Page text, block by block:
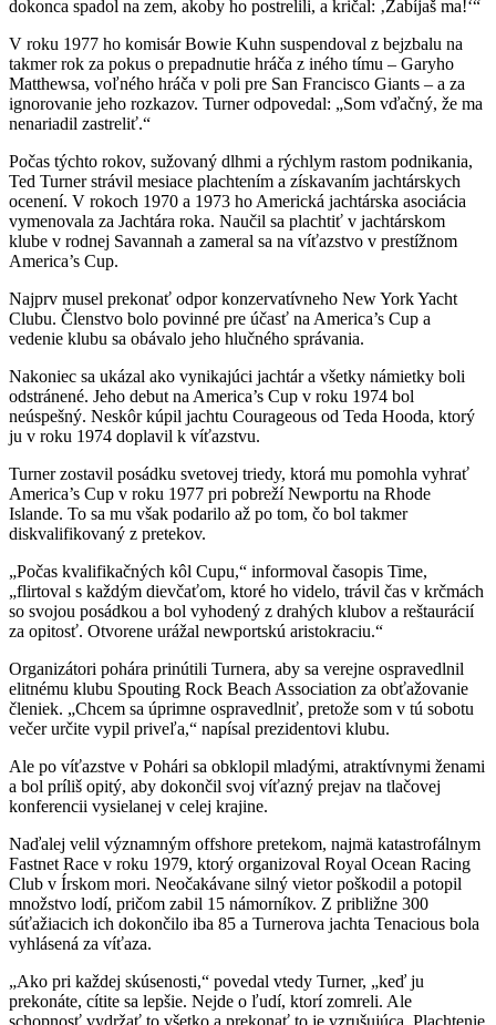
dokonca spadol na zem, akoby ho postrelili, a kričal: ‚Zabíjaš ma!‘“
V roku 1977 ho komisár Bowie Kuhn suspendoval z bejzbalu na
takmer rok za pokus o prepadnutie hráča z iného tímu – Garyho
Matthewsa, voľného hráča v poli pre San Francisco Giants – a za
ignorovanie jeho rozkazov. Turner odpovedal: „Som vďačný, že ma
nenariadil zastreliť.“
Počas týchto rokov, sužovaný dlhmi a rýchlym rastom podnikania,
Ted Turner strávil mesiace plachtením a získavaním jachtárskych
ocenení. V rokoch 1970 a 1973 ho Americká jachtárska asociácia
vymenovala za Jachtára roka. Naučil sa plachtiť v jachtárskom
klube v rodnej Savannah a zameral sa na víťazstvo v prestížnom
America’s Cup.
Najprv musel prekonať odpor konzervatívneho New York Yacht
Clubu. Členstvo bolo povinné pre účasť na America’s Cup a
vedenie klubu sa obávalo jeho hlučného správania.
Nakoniec sa ukázal ako vynikajúci jachtár a všetky námietky boli
odstránené. Jeho debut na America’s Cup v roku 1974 bol
neúspešný. Neskôr kúpil jachtu Courageous od Teda Hooda, ktorý
ju v roku 1974 doplavil k víťazstvu.
Turner zostavil posádku svetovej triedy, ktorá mu pomohla vyhrať
America’s Cup v roku 1977 pri pobreží Newportu na Rhode
Islande. To sa mu však podarilo až po tom, čo bol takmer
diskvalifikovaný z pretekov.
„Počas kvalifikačných kôl Cupu,“ informoval časopis Time,
„flirtoval s každým dievčaťom, ktoré ho videlo, trávil čas v krčmách
so svojou posádkou a bol vyhodený z drahých klubov a reštaurácií
za opitosť. Otvorene urážal newportskú aristokraciu.“
Organizátori pohára prinútili Turnera, aby sa verejne ospravedlnil
elitnému klubu Spouting Rock Beach Association za obťažovanie
členiek. „Chcem sa úprimne ospravedlniť, pretože som v tú sobotu
večer určite vypil priveľa,“ napísal prezidentovi klubu.
Ale po víťazstve v Pohári sa obklopil mladými, atraktívnymi ženami
a bol príliš opitý, aby dokončil svoj víťazný prejav na tlačovej
konferencii vysielanej v celej krajine.
Naďalej velil významným offshore pretekom, najmä katastrofálnym
Fastnet Race v roku 1979, ktorý organizoval Royal Ocean Racing
Club v Írskom mori. Neočakávane silný vietor poškodil a potopil
množstvo lodí, pričom zabil 15 námorníkov. Z približne 300
súťažiacich ich dokončilo iba 85 a Turnerova jachta Tenacious bola
vyhlásená za víťaza.
„Ako pri každej skúsenosti,“ povedal vtedy Turner, „keď ju
prekonáte, cítite sa lepšie. Nejde o ľudí, ktorí zomreli. Ale